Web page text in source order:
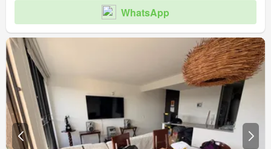
WhatsApp